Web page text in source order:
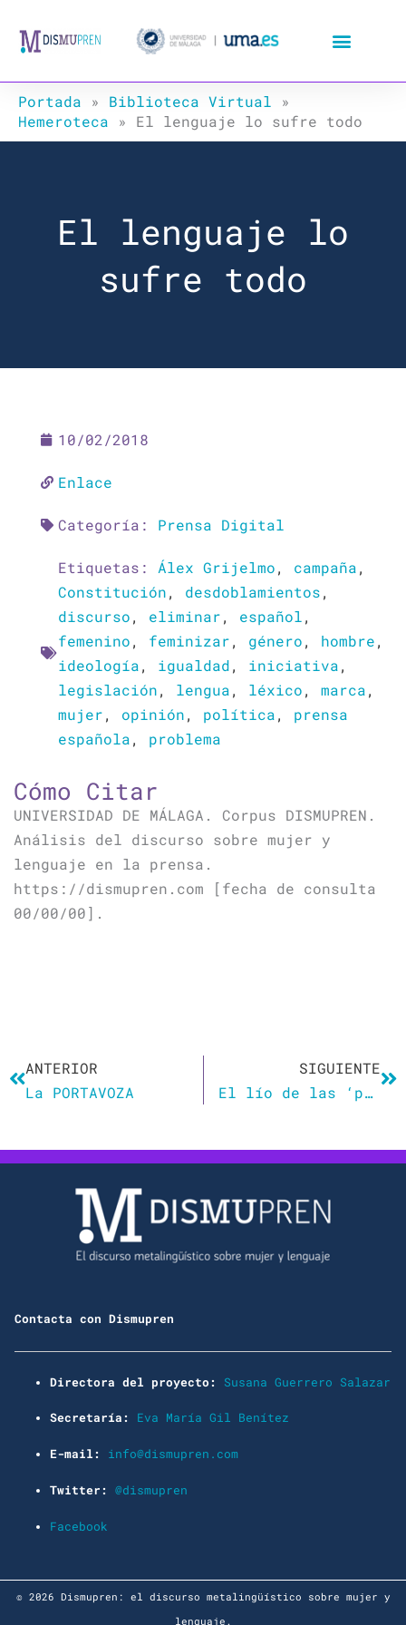
Portada » Biblioteca Virtual »
Hemeroteca » El lenguaje lo sufre todo
El lenguaje lo
sufre todo
10/02/2018
Enlace
Categoría: Prensa Digital
Etiquetas: Álex Grijelmo, campaña,
Constitución, desdoblamientos,
discurso, eliminar, español,
femenino, feminizar, género, hombre,
ideología, igualdad, iniciativa,
legislación, lengua, léxico, marca,
mujer, opinión, política, prensa
española, problema
Cómo Citar
UNIVERSIDAD DE MÁLAGA. Corpus DISMUPREN.
Análisis del discurso sobre mujer y
lenguaje en la prensa.
https://dismupren.com [fecha de consulta
00/00/00].
ANTERIOR
La PORTAVOZA
SIGUIENTE
El lío de las ‘portavozas’ o cómo ponerse el diccionario por ‘montero’
Contacta con Dismupren
Directora del proyecto: Susana Guerrero Salazar
Secretaría: Eva María Gil Benítez
E-mail: info@dismupren.com
Twitter: @dismupren
Facebook
© 2026 Dismupren: el discurso metalingüístico sobre mujer y
lenguaje.